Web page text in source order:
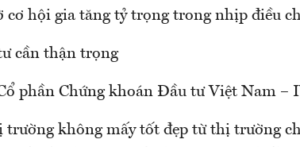
cơ hội gia tăng tỷ trọng trong nhịp điều
cần thận trọng
phần Chứng khoán Đầu tư Việt Nam –
trường không mấy tốt đẹp từ thị trường